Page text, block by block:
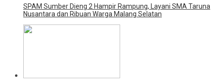
SPAM Sumber Dieng 2 Hampir Rampung, Layani SMA Taruna
Nusantara dan Ribuan Warga Malang Selatan